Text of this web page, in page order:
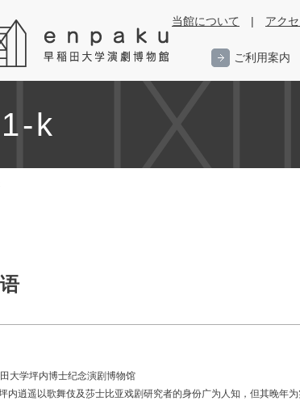
当館について | アク
ご利用案内
k
大学坪内博士纪念演剧博物馆
内逍遥以歌舞伎及莎士比亚戏剧研究者的身份广为人知，但其晚